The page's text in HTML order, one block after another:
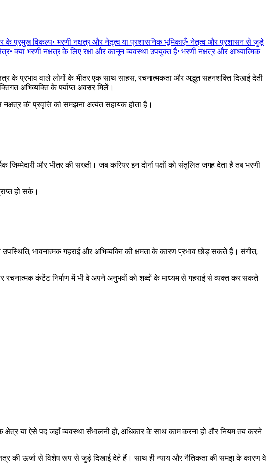
के प्रमुख विकल्प• भरणी नक्षत्र और नेतृत्व या प्रशासनिक भूमिकाएँ•नेतृत्व और प्रशासन से जुड़े
•क्या भरणी नक्षत्र के लिए रक्षा और कानून व्यवस्था उपयुक्त है• भरणी नक्षत्र और आध्यात्मिक
के प्रभाव वाले लोगों के भीतर एक साथ साहस, रचनात्मकता और अद्भुत सहनशक्ति दिखाई देती
अभिव्यक्ति के पर्याप्त अवसर मिलें।
की प्रवृत्ति को समझना अत्यंत सहायक होता है।
और भीतर की सख्ती। जब करियर इन दोनों पक्षों को संतुलित जगह देता है तब भरणी
हो सके।
भावनात्मक गहराई और अभिव्यक्ति की क्षमता के कारण प्रभाव छोड़ सकते हैं। संगीत,
कंटेंट निर्माण में भी वे अपने अनुभवों को शब्दों के माध्यम से गहराई से व्यक्त कर सकते
क्षेत्र या ऐसे पद जहाँ व्यवस्था सँभालनी हो, अधिकार के साथ काम करना हो और नियम तय करने
की ऊर्जा से विशेष रूप से जुड़े दिखाई देते हैं। साथ ही न्याय और नैतिकता की समझ के कारण वे